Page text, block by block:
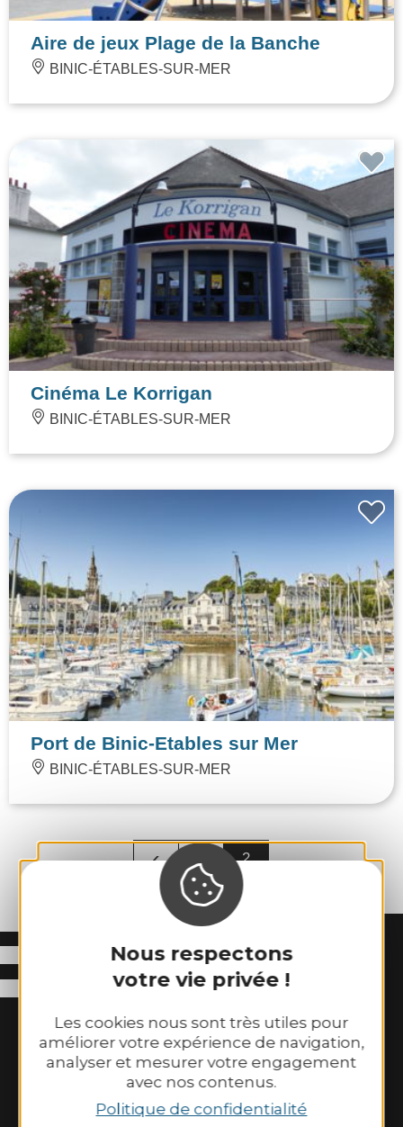
Nous respectons
votre vie privée !
Les cookies nous sont très utiles pour
améliorer votre expérience de navigation,
analyser et mesurer votre engagement
avec nos contenus.
Politique de confidentialité
Aire de jeux Plage de la Banche
BINIC-ÉTABLES-SUR-MER
Cinéma Le Korrigan
BINIC-ÉTABLES-SUR-MER
Port de Binic-Etables sur Mer
BINIC-ÉTABLES-SUR-MER
‹ 2